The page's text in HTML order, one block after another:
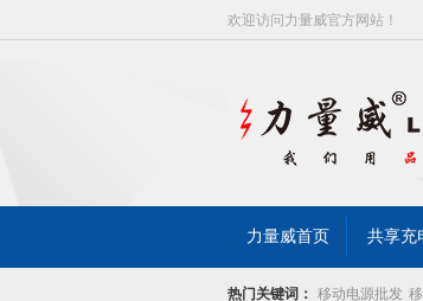
欢迎访问力量威官方网站！
力量威首页 共享充
热门关键词： 移动电源批发